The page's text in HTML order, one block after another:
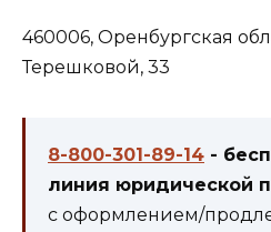
460006, Оренбургская
Терешковой, 33
8-800-301-89-14 -
линия юридической
с оформлением/